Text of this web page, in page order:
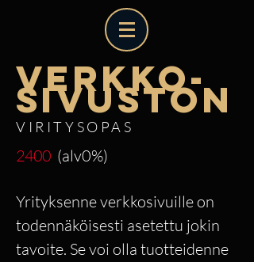
VERKKO-
SIVUSTON
VIRITYSOPAS
2400 (alv0%)
Yrityksenne verkkosivuille on
todennäköisesti asetettu jokin
tavoite. Se voi olla tuotteidenne